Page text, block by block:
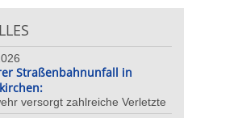
Straßenbahnunfall in
versorgt zahlreiche Verletzte